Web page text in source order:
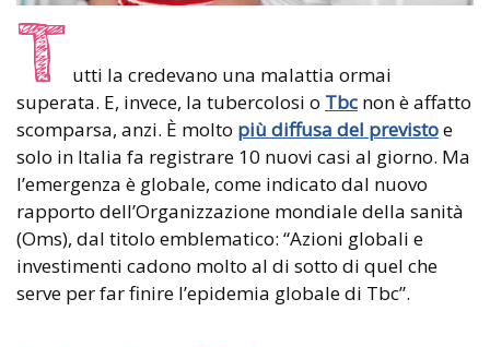
T utti la credevano una malattia ormai
superata. E, invece, la tubercolosi o Tbc non è affatto
scomparsa, anzi. È molto più diffusa del previstoe
solo in Italia fa registrare 10 nuovi casi al giorno. Ma
l’emergenza è globale, come indicato dal nuovo
rapporto dell’Organizzazione mondiale della sanità
(Oms), dal titolo emblematico: “Azioni globali e
investimenti cadono molto al di sotto di quel che
serve per far finire l’epidemia globale di Tbc”.